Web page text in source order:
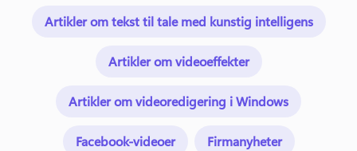
Artikler om tekst til tale med kunstig intelligens
Artikler om videoeffekter
Artikler om videoredigering i Windows
Facebook-videoer Firmanyheter